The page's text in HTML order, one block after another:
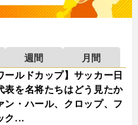
週間
月間
ールドカップ】サッカー日
表を名将たちはどう見たか
ン・ハール、クロップ、フ
ク...